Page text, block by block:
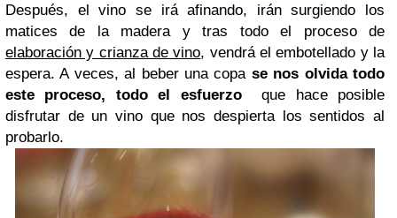
Después, el vino se irá afinando, irán surgiendo los
matices de la madera y tras todo el proceso de
elaboración y crianza de vino, vendrá el embotellado y la
espera. A veces, al beber una copa se nos olvida todo
este proceso, todo el esfuerzoque hace posible
disfrutar de un vino que nos despierta los sentidos al
probarlo.